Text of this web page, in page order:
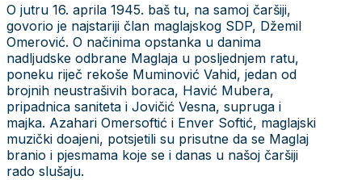
O jutru 16. aprila 1945. baš tu, na samoj čaršiji,
govorio je najstariji član maglajskog SDP, Džemil
Omerović. O načinima opstanka u danima
nadljudske odbrane Maglaja u posljednjem ratu,
poneku riječ rekoše Muminović Vahid, jedan od
brojnih neustrašivih boraca, Havić Mubera,
pripadnica saniteta i Jovičić Vesna, supruga i
majka. Azahari Omersoftić i Enver Softić, maglajski
muzički doajeni, potsjetili su prisutne da se Maglaj
branio i pjesmama koje se i danas u našoj čaršiji
rado slušaju.